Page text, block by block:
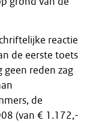
reactie
de eerste toets
reden zag
de
(van € 1.172,-